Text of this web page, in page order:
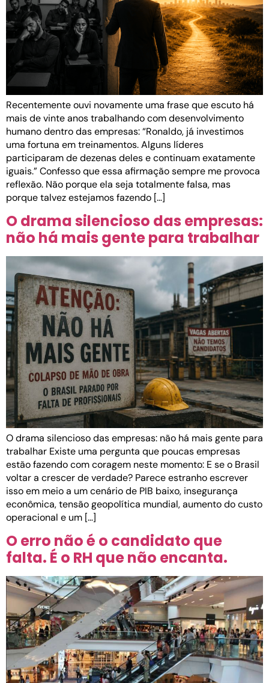
Recentemente ouvi novamente uma frase que escuto há
mais de vinte anos trabalhando com desenvolvimento
humano dentro das empresas: “Ronaldo, já investimos
uma fortuna em treinamentos. Alguns líderes
participaram de dezenas deles e continuam exatamente
iguais.” Confesso que essa afirmação sempre me provoca
reflexão. Não porque ela seja totalmente falsa, mas
porque talvez estejamos fazendo […]
O drama silencioso das empresas:
não há mais gente para trabalhar
O drama silencioso das empresas: não há mais gente para
trabalhar Existe uma pergunta que poucas empresas
estão fazendo com coragem neste momento: E se o Brasil
voltar a crescer de verdade? Parece estranho escrever
isso em meio a um cenário de PIB baixo, insegurança
econômica, tensão geopolítica mundial, aumento do custo
operacional e um […]
O erro não é o candidato que
falta. É o RH que não encanta.